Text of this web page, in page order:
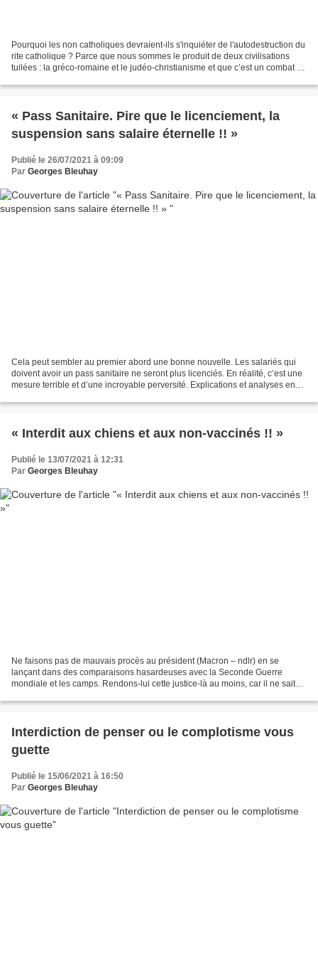
Pourquoi les non catholiques devraient-ils s'inquiéter de l'autodestruction du
rite catholique ? Parce que nous sommes le produit de deux civilisations
tuilées : la gréco-romaine et le judéo-christianisme et que c’est un combat de
« Pass Sanitaire. Pire que le licenciement, la
suspension sans salaire éternelle !! »
Publié le 26/07/2021 à 09:09
Par Georges Bleuhay
Cela peut sembler au premier abord une bonne nouvelle. Les salariés qui
doivent avoir un pass sanitaire ne seront plus licenciés. En réalité, c’est une
mesure terrible et d’une incroyable perversité. Explications et analyses en
« Interdit aux chiens et aux non-vaccinés !! »
Publié le 13/07/2021 à 12:31
Par Georges Bleuhay
Ne faisons pas de mauvais procès au président (Macron – ndlr) en se
lançant dans des comparaisons hasardeuses avec la Seconde Guerre
mondiale et les camps. Rendons-lui cette justice-là au moins, car il ne sait
Interdiction de penser ou le complotisme vous
guette
Publié le 15/06/2021 à 16:50
Par Georges Bleuhay